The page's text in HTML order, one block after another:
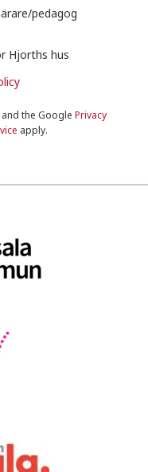
pedagog
Hjorths hus
the Google Privacy
apply.